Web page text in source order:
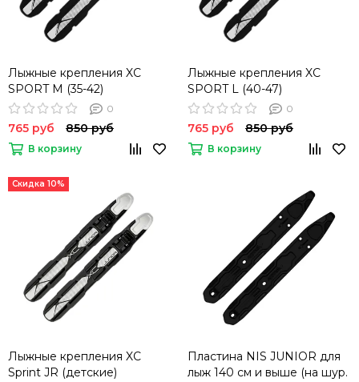
Лыжные крепления XC
SPORT M (35-42)
0
765 руб 850 руб
В корзину
Лыжные крепления XC
SPORT L (40-47)
0
765 руб 850 руб
В корзину
Скидка 10%
Лыжные крепления XC
Sprint JR (детские)
Пластина NIS JUNIOR для
лыж 140 см и выше (на шур.